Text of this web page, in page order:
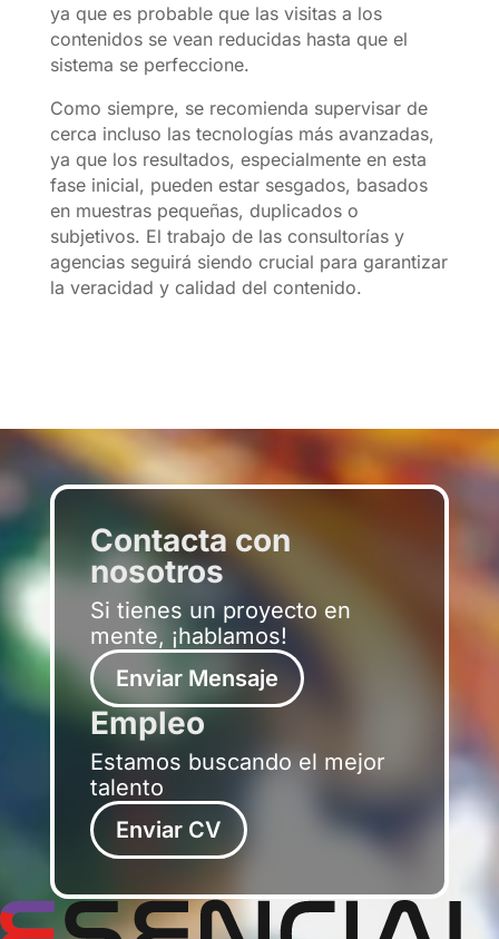
ya que es probable que las visitas a los
contenidos se vean reducidas hasta que el
sistema se perfeccione.
Como siempre, se recomienda supervisar de
cerca incluso las tecnologías más avanzadas,
ya que los resultados, especialmente en esta
fase inicial, pueden estar sesgados, basados
en muestras pequeñas, duplicados o
subjetivos. El trabajo de las consultorías y
agencias seguirá siendo crucial para garantizar
la veracidad y calidad del contenido.
Contacta con
nosotros
Si tienes un proyecto en
mente, ¡hablamos!
Enviar Mensaje
Empleo
Estamos buscando el mejor
talento
Enviar CV